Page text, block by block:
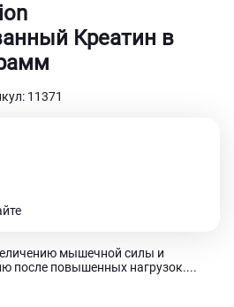
Креатин в
11371
мышечной силы и
после повышенных нагрузок....